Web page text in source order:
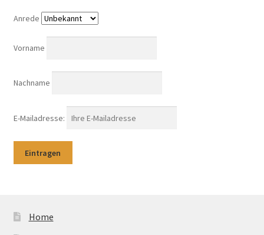
Anrede
Vorname
Nachname
E-Mailadresse:
Home